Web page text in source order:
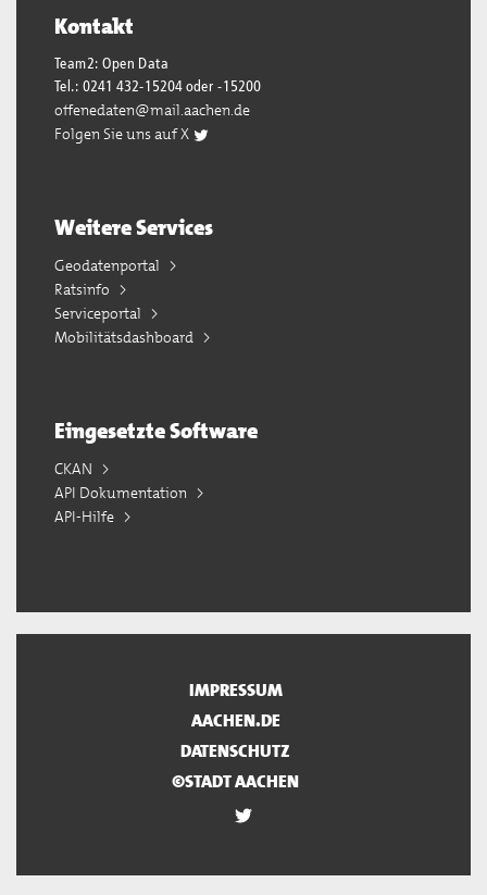
Kontakt
Team2: Open Data
Tel.: 0241 432-15204 oder -15200
offenedaten@mail.aachen.de
Folgen Sie uns auf X
Weitere Services
Geodatenportal
Ratsinfo
Serviceportal
Mobilitätsdashboard
Eingesetzte Software
CKAN
API Dokumentation
API-Hilfe
IMPRESSUM
AACHEN.DE
DATENSCHUTZ
©STADT AACHEN